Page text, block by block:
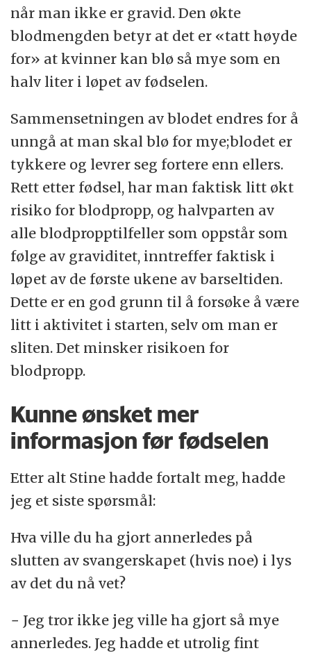
når man ikke er gravid. Den økte
blodmengden betyr at det er «tatt høyde
for» at kvinner kan blø så mye som en
halv liter i løpet av fødselen.
Sammensetningen av blodet endres for å
unngå at man skal blø for mye;blodet er
tykkere og levrer seg fortere enn ellers.
Rett etter fødsel, har man faktisk litt økt
risiko for blodpropp, og halvparten av
alle blodpropptilfeller som oppstår som
følge av graviditet, inntreffer faktisk i
løpet av de første ukene av barseltiden.
Dette er en god grunn til å forsøke å være
litt i aktivitet i starten, selv om man er
sliten. Det minsker risikoen for
blodpropp.
Kunne ønsket mer
informasjon før fødselen
Etter alt Stine hadde fortalt meg, hadde
jeg et siste spørsmål:
Hva ville du ha gjort annerledes på
slutten av svangerskapet (hvis noe) i lys
av det du nå vet?
− Jeg tror ikke jeg ville ha gjort så mye
annerledes. Jeg hadde et utrolig fint